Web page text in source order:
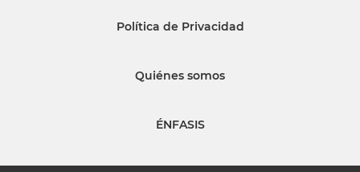
Política de Privacidad
Quiénes somos
ÉNFASIS